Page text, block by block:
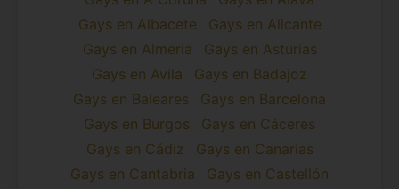
Gays en Albacete
Gays en Alicante
Gays en Almeria
Gays en Asturias
Gays en Avila
Gays en Badajoz
Gays en Baleares
Gays en Barcelona
Gays en Burgos
Gays en Cáceres
Gays en Cádiz
Gays en Canarias
Gays en Cantabria
Gays en Castellón